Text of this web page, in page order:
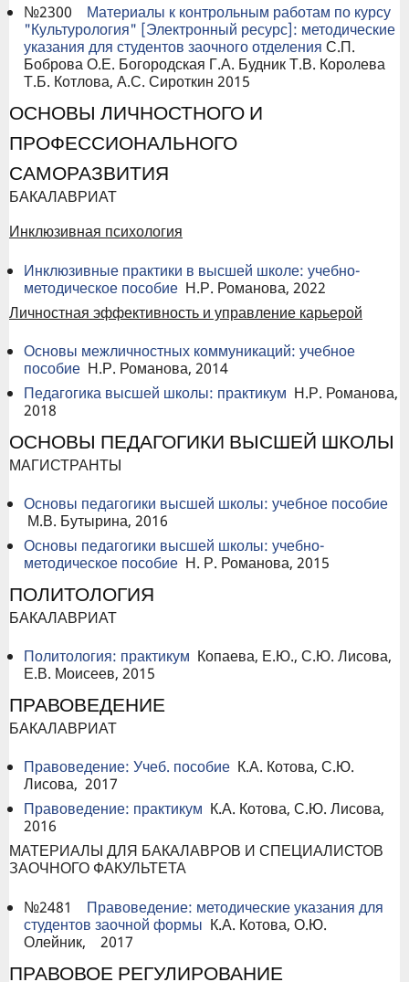
№2300 Материалы к контрольным работам по курсу
"Культурология" [Электронный ресурс]: методические
указания для студентов заочного отделения С.П.
Боброва О.Е. Богородская Г.А. Будник Т.В. Королева
Т.Б. Котлова, А.С. Сироткин 2015
ОСНОВЫ ЛИЧНОСТНОГО И
ПРОФЕССИОНАЛЬНОГО
САМОРАЗВИТИЯ
БАКАЛАВРИАТ
Инклюзивная психология
Инклюзивные практики в высшей школе: учебно-
методическое пособие Н.Р. Романова, 2022
Личностная эффективность и управление карьерой
Основы межличностных коммуникаций: учебное
пособие Н.Р. Романова, 2014
Педагогика высшей школы: практикум Н.Р. Романова,
2018
ОСНОВЫ ПЕДАГОГИКИ ВЫСШЕЙ ШКОЛЫ
МАГИСТРАНТЫ
Основы педагогики высшей школы: учебное пособие
М.В. Бутырина, 2016
Основы педагогики высшей школы: учебно-
методическое пособие Н. Р. Романова, 2015
ПОЛИТОЛОГИЯ
БАКАЛАВРИАТ
Политология: практикум Копаева, Е.Ю., С.Ю. Лисова,
Е.В. Моисеев, 2015
ПРАВОВЕДЕНИЕ
БАКАЛАВРИАТ
Правоведение: Учеб. пособие К.А. Котова, С.Ю.
Лисова, 2017
Правоведение: практикум К.А. Котова, С.Ю. Лисова,
2016
МАТЕРИАЛЫ ДЛЯ БАКАЛАВРОВ И СПЕЦИАЛИСТОВ
ЗАОЧНОГО ФАКУЛЬТЕТА
№2481 Правоведение: методические указания для
студентов заочной формы К.А. Котова, О.Ю.
Олейник, 2017
ПРАВОВОЕ РЕГУЛИРОВАНИЕ